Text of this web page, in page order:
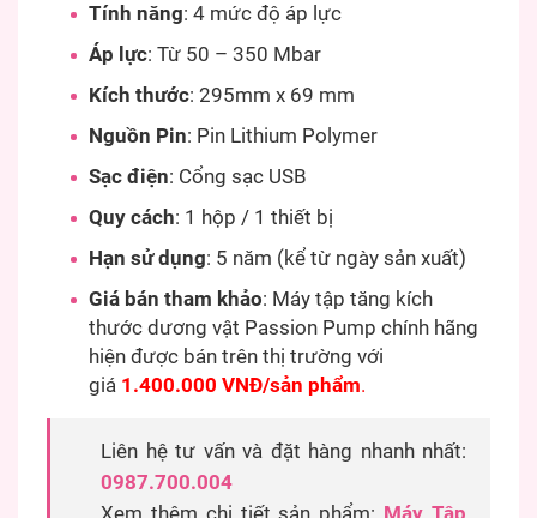
Tính năng: 4 mức độ áp lực
Áp lực: Từ 50 – 350 Mbar
Kích thước: 295mm x 69 mm
Nguồn Pin: Pin Lithium Polymer
Sạc điện: Cổng sạc USB
Quy cách: 1 hộp / 1 thiết bị
Hạn sử dụng: 5 năm (kể từ ngày sản xuất)
Giá bán tham khảo: Máy tập tăng kích
thước dương vật Passion Pump chính hãng
hiện được bán trên thị trường với
giá 1.400.000 VNĐ/sản phẩm.
Liên hệ tư vấn và đặt hàng nhanh nhất:
0987.700.004